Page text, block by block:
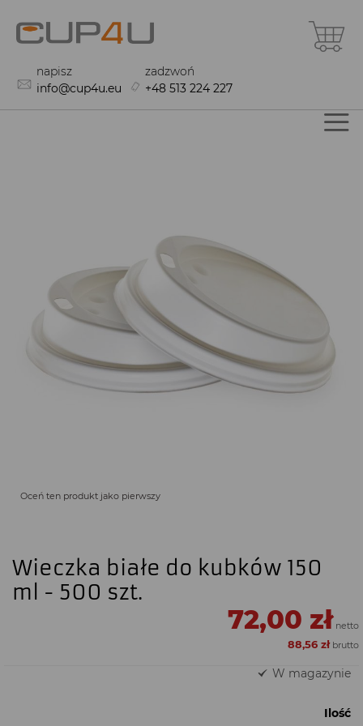
do
treści
napisz
info@cup4u.eu
zadzwoń
+48 513 224 227
Oceń ten produkt jako pierwszy
Wieczka białe do kubków 150
ml - 500 szt.
88,56 zł
72,00 zł
W magazynie
Ilość